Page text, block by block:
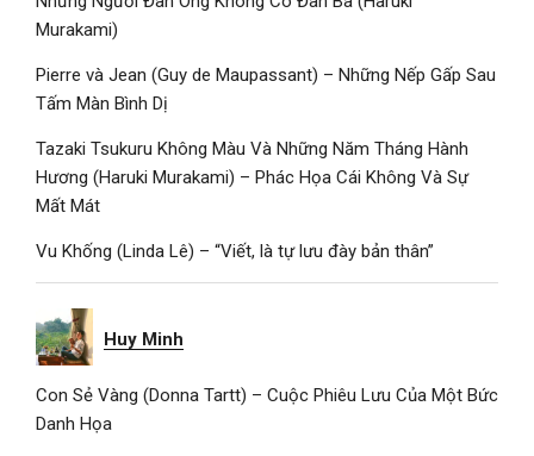
Murakami)
Pierre và Jean (Guy de Maupassant) – Những Nếp Gấp Sau
Tấm Màn Bình Dị
Tazaki Tsukuru Không Màu Và Những Năm Tháng Hành
Hương (Haruki Murakami) – Phác Họa Cái Không Và Sự
Mất Mát
Vu Khống (Linda Lê) – “Viết, là tự lưu đày bản thân”
Huy Minh
Con Sẻ Vàng (Donna Tartt) – Cuộc Phiêu Lưu Của Một Bức
Danh Họa